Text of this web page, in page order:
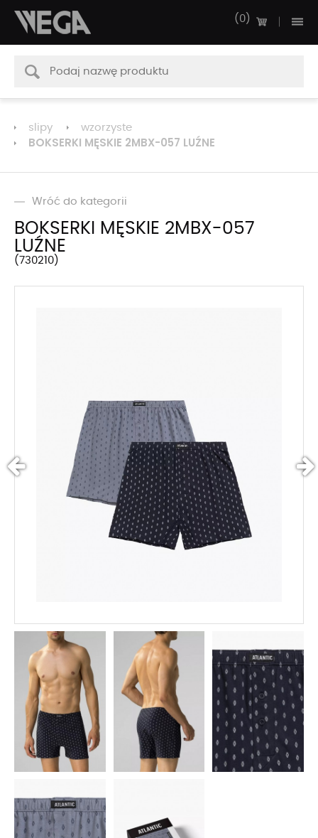
0
slipy wzorzyste
BOKSERKI MĘSKIE 2MBX-057 LUŹNE
Wróć do kategorii
BOKSERKI MĘSKIE 2MBX-057
LUŹNE
730210